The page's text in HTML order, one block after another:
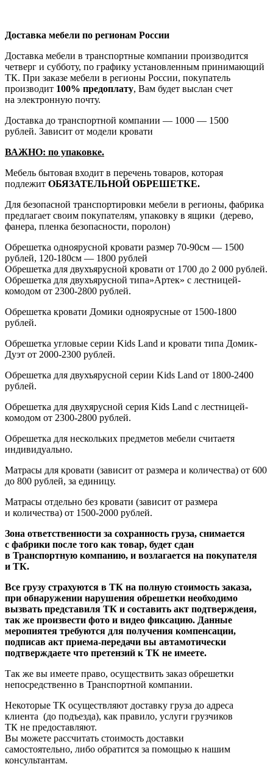
Доставка мебели по регионам России
Доставка мебели в транспортные компании производится
четверг и субботу, по графику установленным принимающий
ТК. При заказе мебели в регионы России, покупатель
производит 100% предоплату, Вам будет выслан счет
на электронную почту.
Доставка до транспортной компании — 1000 — 1500
рублей. Зависит от модели кровати
ВАЖНО: по упаковке.
Мебель бытовая входит в перечень товаров, которая
подлежит ОБЯЗАТЕЛЬНОЙ ОБРЕШЕТКЕ.
Для безопасной транспортировки мебели в регионы, фабрика
предлагает своим покупателям, упаковку в ящики (дерево,
фанера, пленка безопасности, поролон)
Обрешетка одноярусной кровати размер 70-90см — 1500
рублей, 120-180см — 1800 рублей
Обрешетка для двухъярусной кровати от 1700 до 2 000 рублей.
Обрешетка для двухъярусной типа»Артек» с лестницей-
комодом от 2300-2800 рублей.
Обрешетка кровати Домики одноярусные от 1500-1800
рублей.
Обрешетка угловые серии Kids Land и кровати типа Домик-
Дуэт от 2000-2300 рублей.
Обрешетка для двухъярусной серии Kids Land от 1800-2400
рублей.
Обрешетка для двухярусной серия Kids Land с лестницей-
комодом от 2300-2800 рублей.
Обрешетка для нескольких предметов мебели считаетя
индивидуально.
Матрасы для кровати (зависит от размера и количества) от 600
до 800 рублей, за единицу.
Матрасы отдельно без кровати (зависит от размера
и количества) от 1500-2000 рублей.
Зона ответственности за сохранность груза, снимается
с фабрики после того как товар, будет сдан
в Транспортную компанию, и возлагается на покупателя
и ТК.
Все грузу страхуются в ТК на полную стоимость заказа,
при обнаружении нарушения обрешетки необходимо
вызвать представиля ТК и составить акт подтверждеия,
так же произвести фото и видео фиксацию. Данные
меропиятея требуются для получения компенсации,
подписав акт приема-передачи вы автамотически
подтверждаете что претензий к ТК не имеете.
Так же вы имеете право, осуществить заказ обрешетки
непосредственно в Транспортной компании.
Некоторые ТК осуществляют доставку груза до адреса
клиента (до подъезда), как правило, услуги грузчиков
ТК не предоставляют.
Вы можете рассчитать стоимость доставки
самостоятельно, либо обратится за помощью к нашим
консультантам.